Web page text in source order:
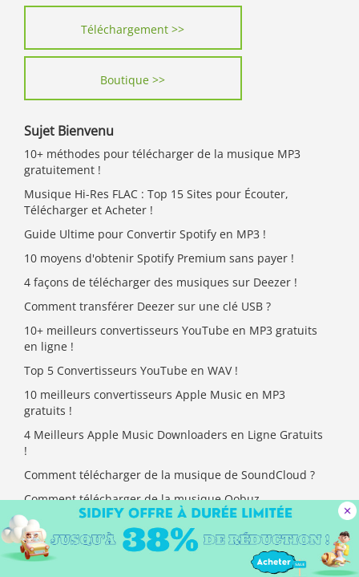
Téléchargement >>
Boutique >>
Sujet Bienvenu
10+ méthodes pour télécharger de la musique MP3
gratuitement !
Musique Hi-Res FLAC : Top 15 Sites pour Écouter,
Télécharger et Acheter !
Guide Ultime pour Convertir Spotify en MP3 !
10 moyens d'obtenir Spotify Premium sans payer !
4 façons de télécharger des musiques sur Deezer !
Comment transférer Deezer sur une clé USB ?
10+ meilleurs convertisseurs YouTube en MP3 gratuits
en ligne !
Top 5 Convertisseurs YouTube en WAV !
10 meilleurs convertisseurs Apple Music en MP3
gratuits !
4 Meilleurs Apple Music Downloaders en Ligne Gratuits
!
Comment télécharger de la musique de SoundCloud ?
Comment télécharger de la musique Qobuz
gratuitement ?
Suivez-nous